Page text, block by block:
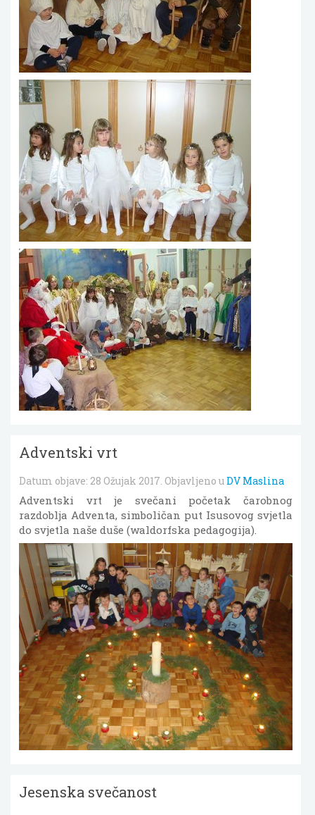
Adventski vrt
Datum objave: 28 Ožujak 2017. Objavljeno uDV Maslina
Adventski vrt je svečani početak čarobnog
razdoblja Adventa, simboličan put Isusovog svjetla
do svjetla naše duše (waldorfska pedagogija).
Jesenska svečanost